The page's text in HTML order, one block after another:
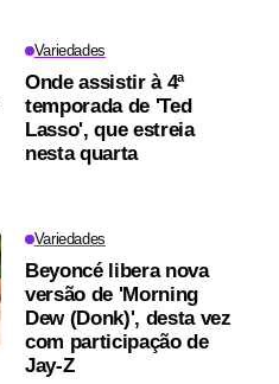
Variedades
Onde assistir à 4ª
temporada de 'Ted
Lasso', que estreia
nesta quarta
Variedades
Beyoncé libera nova
versão de 'Morning
Dew (Donk)', desta vez
com participação de
Jay-Z